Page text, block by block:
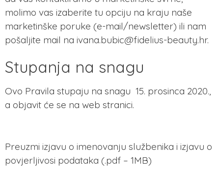
molimo vas izaberite tu opciju na kraju naše
marketinške poruke (e-mail/newsletter) ili nam
pošaljite mail na ivana.bubic@fidelius-beauty.hr.
Stupanja na snagu
Ovo Pravila stupaju na snagu 15. prosinca 2020.,
a objavit će se na web stranici.
Preuzmi izjavu o imenovanju službenika i izjavu o
povjerljivosi podataka (.pdf – 1MB)